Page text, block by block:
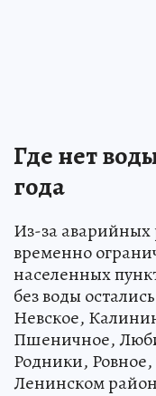
Где нет
года
Из-за аварийных
временно
населенных
без воды
Невское,
Пшеничное,
Родники,
Ленинском